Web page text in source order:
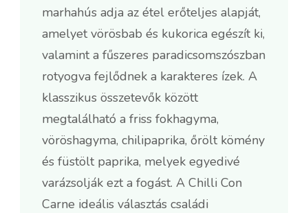
marhahús adja az étel erőteljes alapját,
amelyet vörösbab és kukorica egészít ki,
valamint a fűszeres paradicsomszószban
rotyogva fejlődnek a karakteres ízek. A
klasszikus összetevők között
megtalálható a friss fokhagyma,
vöröshagyma, chilipaprika, őrölt kömény
és füstölt paprika, melyek egyedivé
varázsolják ezt a fogást. A Chilli Con
Carne ideális választás családi